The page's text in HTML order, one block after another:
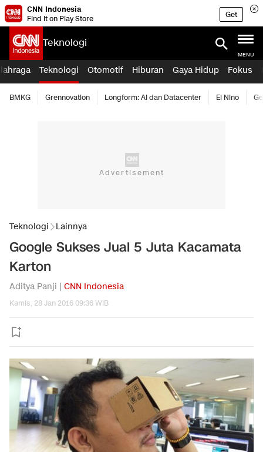
CNN Indonesia
Find it on Play Store
Get
Teknologi
MENU
Teknologi Otomotif Hiburan Gaya Hidup Fokus
BMKG Grennovation Longform: AI dan Datacenter El Nino
Teknologi Lainnya
Google Sukses Jual 5 Juta Kacamata
Karton
Aditya Panji | CNN Indonesia
Kamis, 28 Jan 2016 09:36 WIB